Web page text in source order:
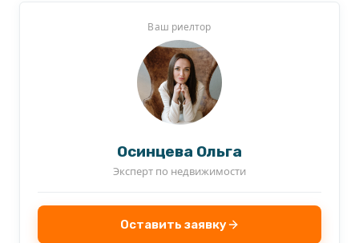
Ваш риелтор
Осинцева Ольга
Эксперт по недвижимости
Оставить заявку